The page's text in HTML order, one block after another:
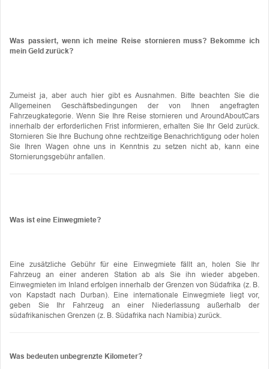
Was passiert, wenn ich meine Reise stornieren muss? Bekomme ich
mein Geld zurück?
Zumeist ja, aber auch hier gibt es Ausnahmen. Bitte beachten Sie die
Allgemeinen Geschäftsbedingungen der von Ihnen angefragten
Fahrzeugkategorie. Wenn Sie Ihre Reise stornieren und AroundAboutCars
innerhalb der erforderlichen Frist informieren, erhalten Sie Ihr Geld zurück.
Stornieren Sie Ihre Buchung ohne rechtzeitige Benachrichtigung oder holen
Sie Ihren Wagen ohne uns in Kenntnis zu setzen nicht ab, kann eine
Stornierungsgebühr anfallen.
Was ist eine Einwegmiete?
Eine zusätzliche Gebühr für eine Einwegmiete fällt an, holen Sie Ihr
Fahrzeug an einer anderen Station ab als Sie ihn wieder abgeben.
Einwegmieten im Inland erfolgen innerhalb der Grenzen von Südafrika (z. B.
von Kapstadt nach Durban). Eine internationale Einwegmiete liegt vor,
geben Sie Ihr Fahrzeug an einer Niederlassung außerhalb der
südafrikanischen Grenzen (z. B. Südafrika nach Namibia) zurück.
Was bedeuten unbegrenzte Kilometer?